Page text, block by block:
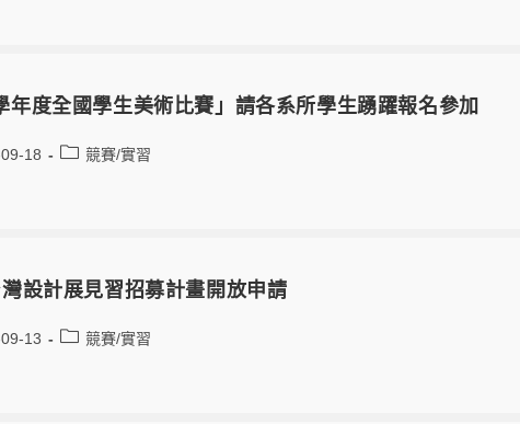
年度全國學生美術比賽」請各系所學生踴躍報名參加
18 競賽/實習
設計展見習招募計畫開放申請
13 競賽/實習